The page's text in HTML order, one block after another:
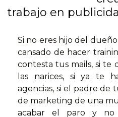
trabajo en
Si no eres hijo del
cansado de hacer
contesta tus mails, si te
las narices, si ya te
agencias, si el padre de
de marketing de una
acabar el paro y